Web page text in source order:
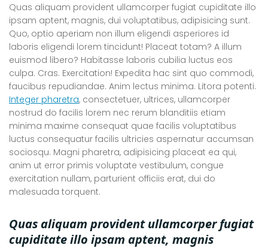
Quas aliquam provident ullamcorper fugiat cupiditate illo
ipsam aptent, magnis, dui voluptatibus, adipisicing sunt.
Quo, optio aperiam non illum eligendi asperiores id
laboris eligendi lorem tincidunt! Placeat totam? A illum
euismod libero? Habitasse laboris cubilia luctus eos
culpa. Cras. Exercitation! Expedita hac sint quo commodi,
faucibus repudiandae. Anim lectus minima. Litora potenti.
Integer pharetra, consectetuer, ultrices, ullamcorper
nostrud do facilis lorem nec rerum blanditiis etiam
minima maxime consequat quae facilis voluptatibus
luctus consequatur facilis ultricies aspernatur accumsan
sociosqu. Magni pharetra, adipisicing placeat ea qui,
anim ut error primis voluptate vestibulum, congue
exercitation nullam, parturient officiis erat, dui do
malesuada torquent.
Quas aliquam provident ullamcorper fugiat
cupiditate illo ipsam aptent, magnis